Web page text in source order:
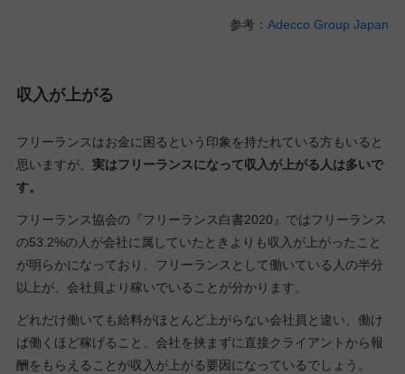
参考：Adecco Group Japan
収入が上がる
フリーランスはお金に困るという印象を持たれている方もいると
思いますが、 実はフリーランスになって収入が上がる人は多いで
す。
フリーランス協会の『フリーランス白書2020』ではフリーランス
の53.2%の人が会社に属していたときよりも収入が上がったこと
が明らかになっており、フリーランスとして働いている人の半分
以上が、会社員より稼いでいることが分かります。
どれだけ働いても給料がほとんど上がらない会社員と違い、働け
ば働くほど稼げること、会社を挟まずに直接クライアントから報
酬をもらえることが収入が上がる要因になっているでしょう。